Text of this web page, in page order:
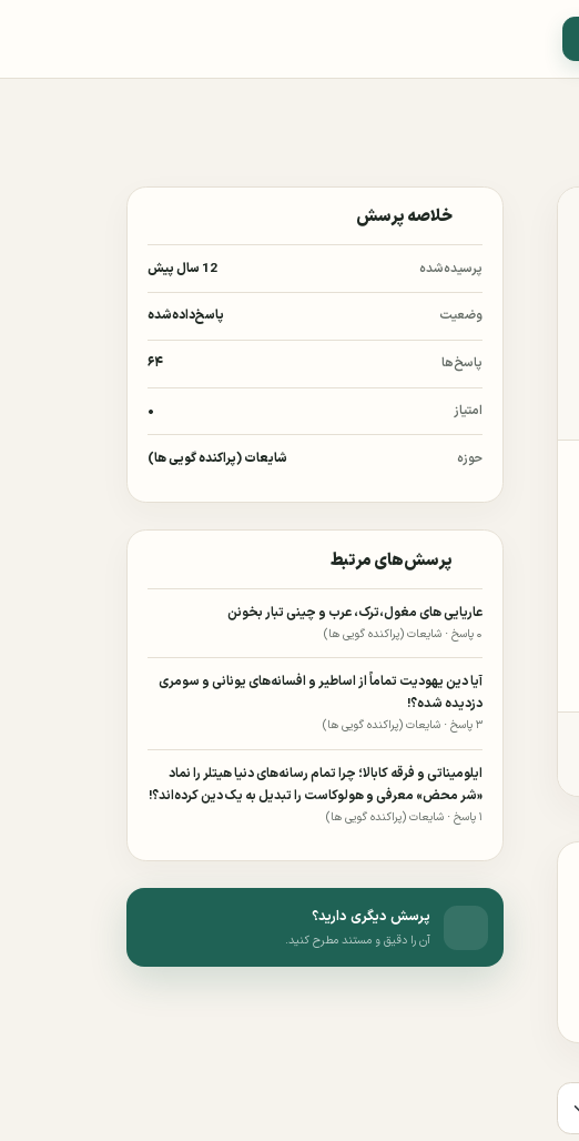
خلاصه پرسش
پرسیده‌شده 12 سال پیش
وضعیت پاسخ‌داده‌شده
پاسخ‌ها ۶۴
امتیاز ۰
حوزه شایعات (پراکنده گویی ها)
پرسش‌های مرتبط
عاریایی های مغول،ترک، عرب و چینی تبار بخونن
۰ پاسخ · شایعات (پراکنده گویی ها)
آیا دین یهودیت تماماً از اساطیر و افسانه‌های یونانی و سومری
دزدیده شده؟!
۳ پاسخ · شایعات (پراکنده گویی ها)
ایلومیناتی و فرقه کابالا؛ چرا تمام رسانه‌های دنیا هیتلر را نماد
«شر محض» معرفی و هولوکاست را تبدیل به یک دین کرده‌اند؟!
۱ پاسخ · شایعات (پراکنده گویی ها)
پرسش دیگری دارید؟
آن را دقیق و مستند مطرح کنید.